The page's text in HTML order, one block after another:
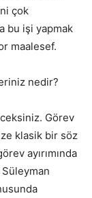
çok
bu işi yapmak
maalesef.
nedir?
Görev
klasik bir söz
ayırımında
Süleyman